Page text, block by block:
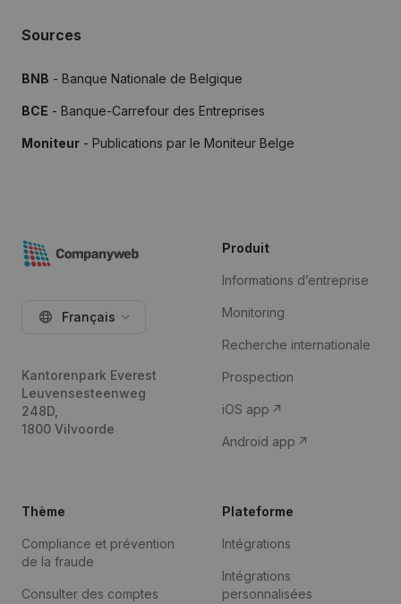
Sources
BNB - Banque Nationale de Belgique
BCE - Banque-Carrefour des Entreprises
Moniteur - Publications par le Moniteur Belge
Français
Kantorenpark Everest
Leuvensesteenweg
248D,
1800 Vilvoorde
Produit
Informations d’entreprise
Monitoring
Recherche internationale
Prospection
iOS app
Android app
Thème
Compliance et prévention
de la fraude
Consulter des comptes
Plateforme
Intégrations
Intégrations
personnalisées